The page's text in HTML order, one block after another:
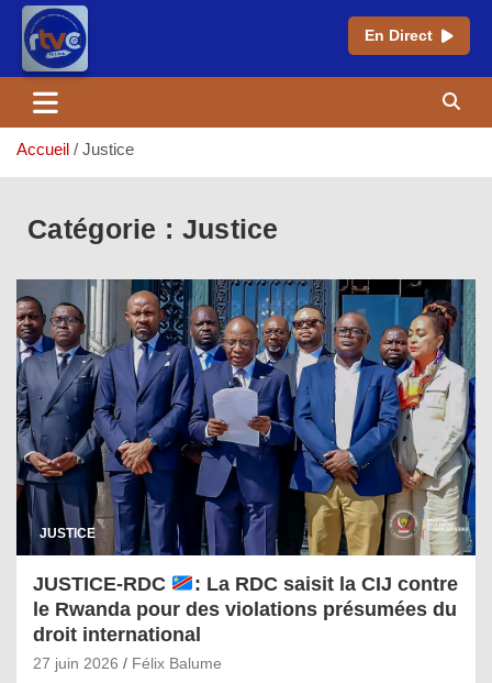
En Direct
contenu
Accueil
Justice
Catégorie : Justice
JUSTICE
JUSTICE-RDC
: La RDC saisit la CIJ contre
le Rwanda pour des violations présumées du
droit international
27 juin 2026 Félix Balume